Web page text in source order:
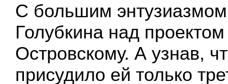
С большим
Голубкина над
Островскому. А узнав,
присудило ей только